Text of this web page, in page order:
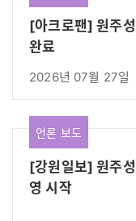
[아크로팬] 원주
완료
2026년 07월 27일
언론 보도
[강원일보] 원주
영 시작